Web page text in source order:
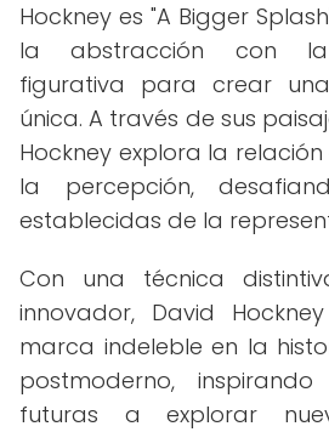
Hockney es "A Bigger
la abstracción con la
figurativa para crear
única. A través de sus
Hockney explora la
la percepción,
establecidas de la
Con una técnica
innovador, David
marca indeleble en la
postmoderno,
futuras a explorar